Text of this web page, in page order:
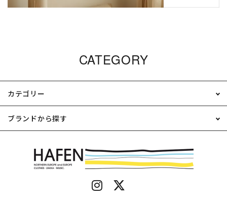
CATEGORY
カテゴリー
ブランドから探す